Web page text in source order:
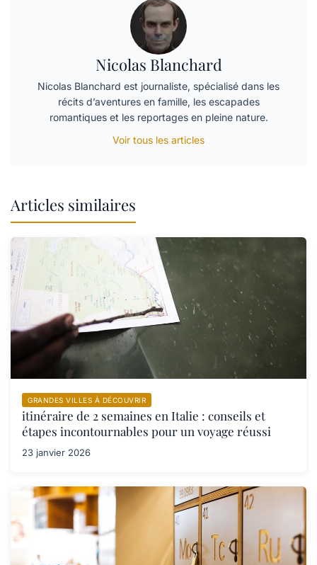
Nicolas Blanchard
Nicolas Blanchard est journaliste, spécialisé dans les
récits d’aventures en famille, les escapades
romantiques et les reportages en pleine nature.
Voir tous les articles
Articles similaires
GRANDES VILLES À DÉCOUVRIR
itinéraire de 2 semaines en Italie : conseils et
étapes incontournables pour un voyage réussi
23 janvier 2026